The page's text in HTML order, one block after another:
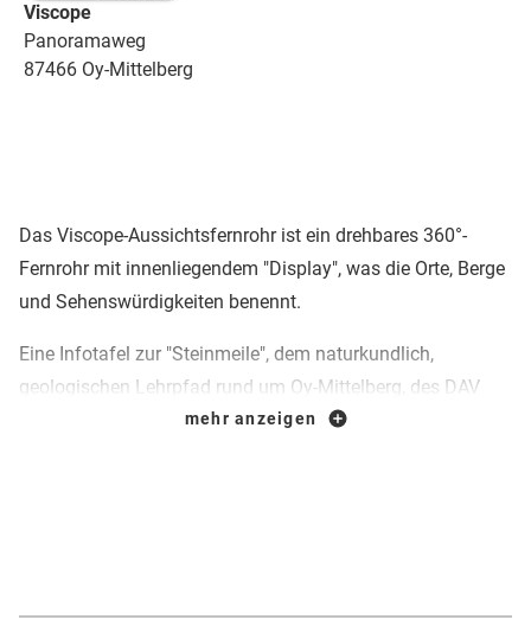
Viscope
Panoramaweg
87466 Oy-Mittelberg
Das Viscope-Aussichtsfernrohr ist ein drehbares 360°-
Fernrohr mit innenliegendem "Display", was die Orte, Berge
und Sehenswürdigkeiten benennt.
Eine Infotafel zur "Steinmeile", dem naturkundlich,
geologischen Lehrpfad rund um Oy-Mittelberg, des DAV
Sektion Oy/Allgäu, ergänzt die Informationen mit
mehr anzeigen